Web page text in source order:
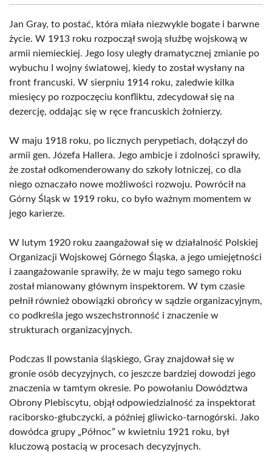
Jan Gray, to postać, która miała niezwykle bogate i barwne
życie. W 1913 roku rozpoczął swoją służbę wojskową w
armii niemieckiej. Jego losy uległy dramatycznej zmianie po
wybuchu I wojny światowej, kiedy to został wysłany na
front francuski. W sierpniu 1914 roku, zaledwie kilka
miesięcy po rozpoczęciu konfliktu, zdecydował się na
dezercję, oddając się w ręce francuskich żołnierzy.
W maju 1918 roku, po licznych perypetiach, dołączył do
armii gen. Józefa Hallera. Jego ambicje i zdolności sprawiły,
że został odkomenderowany do szkoły lotniczej, co dla
niego oznaczało nowe możliwości rozwoju. Powrócił na
Górny Śląsk w 1919 roku, co było ważnym momentem w
jego karierze.
W lutym 1920 roku zaangażował się w działalność Polskiej
Organizacji Wojskowej Górnego Śląska, a jego umiejętności
i zaangażowanie sprawiły, że w maju tego samego roku
został mianowany głównym inspektorem. W tym czasie
pełnił również obowiązki obrońcy w sądzie organizacyjnym,
co podkreśla jego wszechstronność i znaczenie w
strukturach organizacyjnych.
Podczas II powstania śląskiego, Gray znajdował się w
gronie osób decyzyjnych, co jeszcze bardziej dowodzi jego
znaczenia w tamtym okresie. Po powołaniu Dowództwa
Obrony Plebiscytu, objął odpowiedzialność za inspektorat
raciborsko-głubczycki, a później gliwicko-tarnogórski. Jako
dowódca grupy „Północ” w kwietniu 1921 roku, był
kluczową postacią w procesach decyzyjnych.